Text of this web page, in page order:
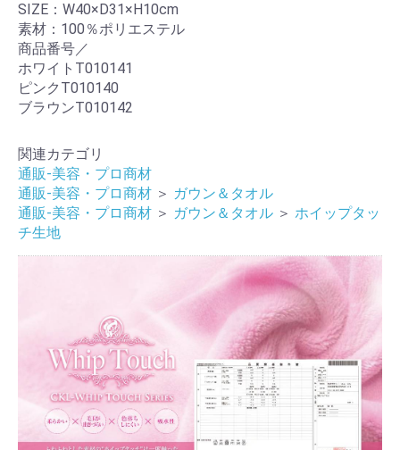
カートへ進む
SIZE：W40×D31×H10cm
素材：100％ポリエステル
商品番号／
ホワイトT010141
ピンクT010140
ブラウンT010142
関連カテゴリ
通販-美容・プロ商材
通販-美容・プロ商材 ＞ ガウン＆タオル
通販-美容・プロ商材 ＞ ガウン＆タオル ＞ ホイップタッ
チ生地